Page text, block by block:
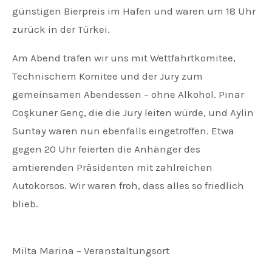
günstigen Bierpreis im Hafen und waren um 18 Uhr
zurück in der Türkei.
Am Abend trafen wir uns mit Wettfahrtkomitee,
Technischem Komitee und der Jury zum
gemeinsamen Abendessen – ohne Alkohol. Pınar
Coşkuner Genç, die die Jury leiten würde, und Aylin
Suntay waren nun ebenfalls eingetroffen. Etwa
gegen 20 Uhr feierten die Anhänger des
amtierenden Präsidenten mit zahlreichen
Autokorsos. Wir waren froh, dass alles so friedlich
blieb.
Milta Marina – Veranstaltungsort